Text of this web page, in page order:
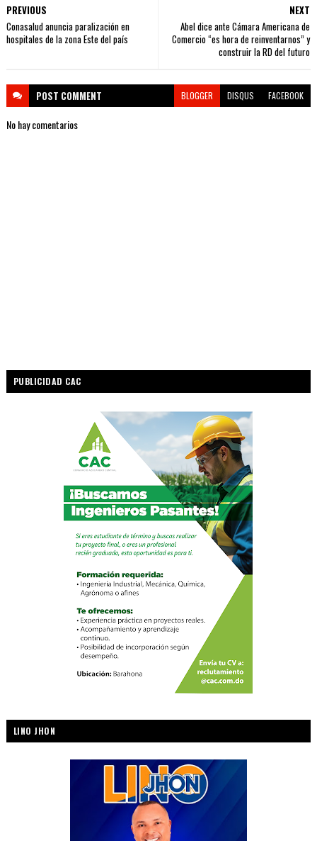
NEXT
Abel dice ante Cámara Americana de
Comercio “es hora de reinventarnos” y
construir la RD del futuro
PREVIOUS
Conasalud anuncia paralización en
hospitales de la zona Este del país
POST COMMENT BLOGGER DISQUS FACEBOOK
No hay comentarios
PUBLICIDAD CAC
LINO JHON